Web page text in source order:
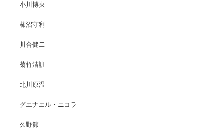
小川博央
柿沼守利
川合健二
菊竹清訓
北川原温
グエナエル・ニコラ
久野節